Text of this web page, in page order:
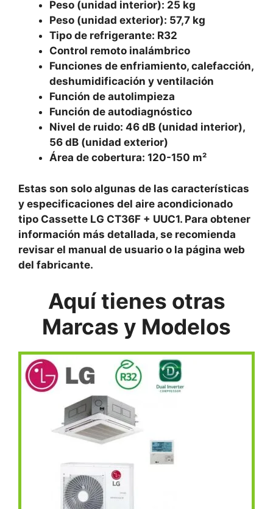
Peso (unidad interior): 25 kg
Peso (unidad exterior): 57,7 kg
Tipo de refrigerante: R32
Control remoto inalámbrico
Funciones de enfriamiento, calefacción,
deshumidificación y ventilación
Función de autolimpieza
Función de autodiagnóstico
Nivel de ruido: 46 dB (unidad interior),
56 dB (unidad exterior)
Área de cobertura: 120-150 m²
Estas son solo algunas de las características
y especificaciones del aire acondicionado
tipo Cassette LG CT36F + UUC1. Para obtener
información más detallada, se recomienda
revisar el manual de usuario o la página web
del fabricante.
Aquí tienes otras
Marcas y Modelos